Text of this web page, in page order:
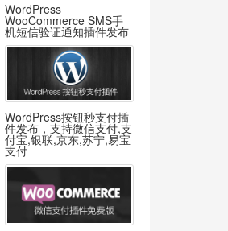
WordPress
WooCommerce SMS手
机短信验证通知插件发布
WordPress按钮秒支付插
件发布，支持微信支付,支
付宝,银联,京东,苏宁,易宝
支付